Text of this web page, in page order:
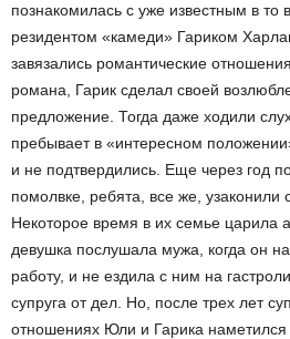
познакомилась с уже известным в то
резидентом «камеди» Гариком
завязались романтические
романа, Гарик сделал своей
предложение. Тогда даже ходили
пребывает в «интересном
и не подтвердились. Еще через год
помолвке, ребята, все же, узаконили
Некоторое время в их семье царила
девушка послушала мужа, когда он
работу, и не ездила с ним на
супруга от дел. Но, после трех лет
отношениях Юли и Гарика наметился